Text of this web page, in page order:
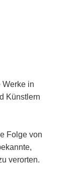
Werke in
Künstlern
Folge von
verorten.